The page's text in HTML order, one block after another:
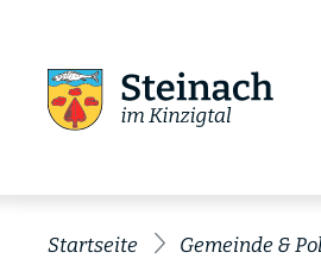
Startseite Gemeinde &